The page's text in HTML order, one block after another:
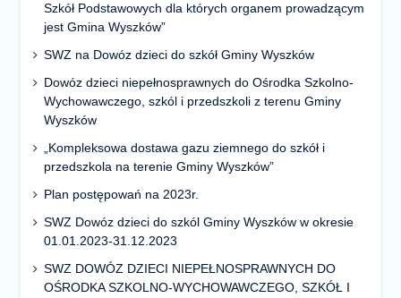
Szkół Podstawowych dla których organem prowadzącym
jest Gmina Wyszków”
SWZ na Dowóz dzieci do szkół Gminy Wyszków
Dowóz dzieci niepełnosprawnych do Ośrodka Szkolno-
Wychowawczego, szkól i przedszkoli z terenu Gminy
Wyszków
„Kompleksowa dostawa gazu ziemnego do szkół i
przedszkola na terenie Gminy Wyszków”
Plan postępowań na 2023r.
SWZ Dowóz dzieci do szkól Gminy Wyszków w okresie
01.01.2023-31.12.2023
SWZ DOWÓZ DZIECI NIEPEŁNOSPRAWNYCH DO
OŚRODKA SZKOLNO-WYCHOWAWCZEGO, SZKÓŁ I